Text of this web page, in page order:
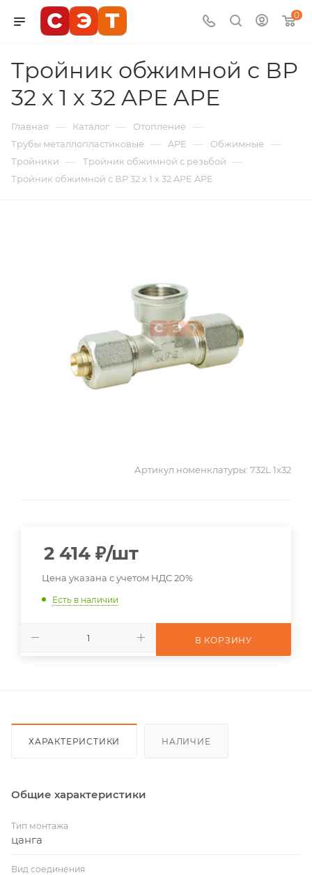
0
Тройник обжимной с ВР
32 х 1 х 32 APE APE
Главная — Каталог — Отопление —
Трубы металлопластиковые — APE — Обжимные —
Тройники — Тройник обжимной с резьбой —
Тройник обжимной с ВР 32 х 1 х 32 APE APE
Артикул номенклатуры: 732L 1x32
2 414 ₽/шт
Цена указана с учетом НДС 20%
Есть в наличии
В КОРЗИНУ
ХАРАКТЕРИСТИКИ НАЛИЧИЕ
Общие характеристики
Тип монтажа
цанга
Вид соединения